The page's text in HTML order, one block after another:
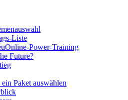
Liste
Online-Power-Training
Future?
Paket auswählen